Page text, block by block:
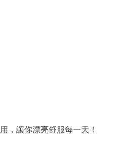
，讓你漂亮舒服每一天！